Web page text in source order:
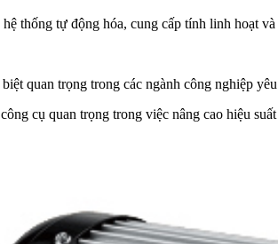
thống tự động hóa, cung cấp tính linh hoạt và
quan trọng trong các ngành công nghiệp
cụ quan trọng trong việc nâng cao hiệu